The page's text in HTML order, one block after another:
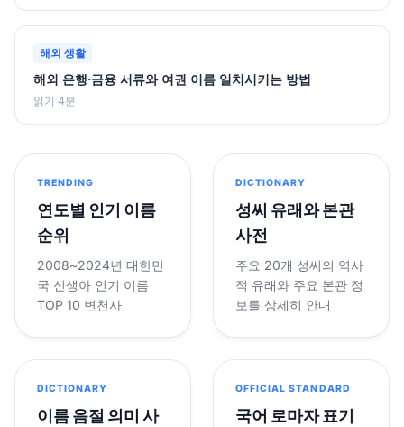
해외 생활
해외 은행·금융 서류와 여권 이름 일치시키는 방법
읽기 4분
TRENDING
연도별 인기 이름
순위
2008~2024년 대한민
국 신생아 인기 이름
TOP 10 변천사
DICTIONARY
성씨 유래와 본관
사전
주요 20개 성씨의 역사
적 유래와 주요 본관 정
보를 상세히 안내
DICTIONARY
이름 음절 의미 사
OFFICIAL STANDARD
국어 로마자 표기